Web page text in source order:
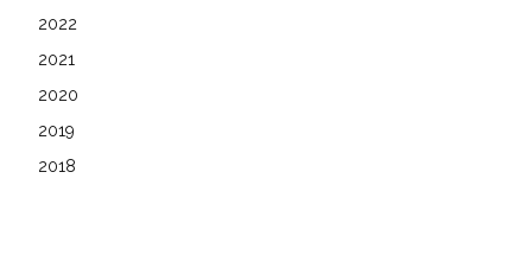
2022
2021
2020
2019
2018